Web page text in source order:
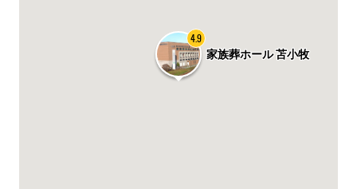
家族葬ホール 苫小牧
4.9